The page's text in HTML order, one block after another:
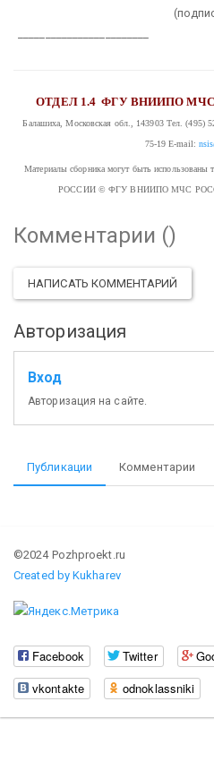
(подписи,
ОТДЕЛ 1.4ФГУ ВНИИПО
Балашиха, Московская обл., 143903Тел. (495)
75-19 E-mail:
Материалы сборника могут быть
РОССИИ© ФГУ ВНИИПО МЧС
Комментарии ()
НАПИСАТЬ КОММЕНТАРИЙ
Авторизация
Вход
Авторизация на сайте.
Публикации Комментарии
©2024 Pozhproekt.ru
Created by Kukharev
Facebook Twitter
vkontakte
odnoklassniki